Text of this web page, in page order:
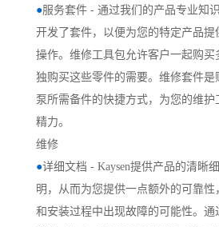
●服务套件 - 通过我们的产品专业知
开发了套件，以便为您的特定产品
操作。维修工具包允许客户一起购
独购买这些零件的需要。维修套件是
泵所需备件的快捷方式，为您的维护
精力。
维修
●详细文档 - Kaysen提供产品的清晰
明，从而为您提供一点额外的可靠
和安装过程中出现故障的可能性。通